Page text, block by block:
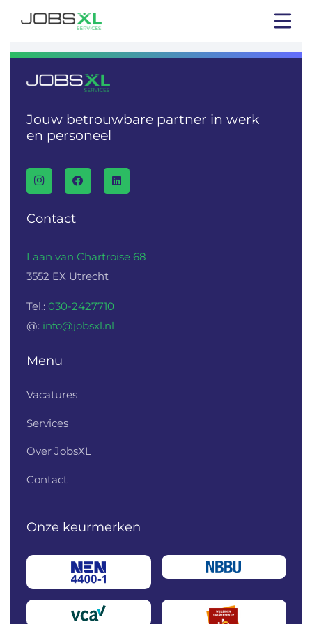
Jouw betrouwbare partner in werk
en personeel
Contact
Laan van Chartroise 68
3552 EX Utrecht
Tel.: 030-2427710
@: info@jobsxl.nl
Menu
Vacatures
Services
Over JobsXL
Contact
Onze keurmerken